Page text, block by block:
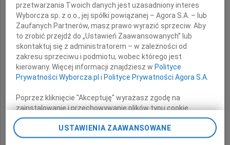
z powodu śmierci
Taty
przetwarzania Twoich danych jest uzasadniony interes
Wyborcza sp. z o.o., jej spółki powiązanej – Agora S.A. – lub
Zaufanych Partnerów, masz prawo wyrazić sprzeciw. Aby
to zrobić przejdź do „Ustawień Zaawansowanych” lub
skontaktuj się z administratorem – w zależności od
zakresu sprzeciwu i podmiotu, wobec którego jest
kierowany. Więcej informacji znajdziesz w Polityce
Prywatności Wyborcza.pl i Polityce Prywatności Agora S.A.
Poprzez kliknięcie "Akceptuję" wyrażasz zgodę na
zainstalowanie i przechowywanie plików typu cookie
Wyborczej sp. z o. o. jej Zaufanych Partnerów i Agora S.A.
na Twoim urządzeniu końcowym. Możesz też w każdej
chwili zmienić swoje preferencje dot. plików cookie,
USTAWIENIA ZAAWANSOWANE